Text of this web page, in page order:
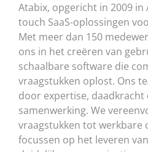
Atabix, opgericht in 2009
touch SaaS-oplossingen
Met meer dan 150
ons in het creëren van
schaalbare software die
vraagstukken oplost. Ons
door expertise, daadkracht
samenwerking. We
vraagstukken tot werkbare
focussen op het leveren